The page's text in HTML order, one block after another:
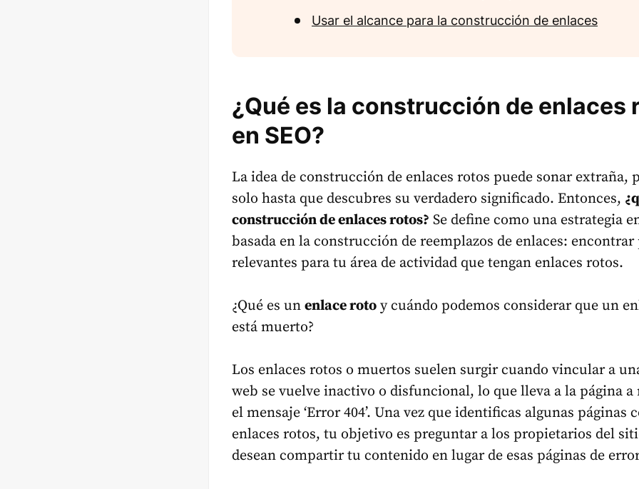
Usar el alcance para la construcción de enlaces
¿Qué es la construcción de enlaces
en SEO?
La idea de construcción de enlaces rotos puede sonar extraña,
solo hasta que descubres su verdadero significado. Entonces,
construcción de enlaces rotos? Se define como una estrategia
basada en la construcción de reemplazos de enlaces: encontrar
relevantes para tu área de actividad que tengan enlaces rotos.
¿Qué es un enlace roto y cuándo podemos considerar que un
está muerto?
Los enlaces rotos o muertos suelen surgir cuando vincular a
web se vuelve inactivo o disfuncional, lo que lleva a la página a
el mensaje ‘Error 404’. Una vez que identificas algunas páginas
enlaces rotos, tu objetivo es preguntar a los propietarios del
desean compartir tu contenido en lugar de esas páginas de